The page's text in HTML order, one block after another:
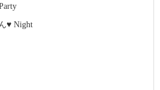
♥ Night